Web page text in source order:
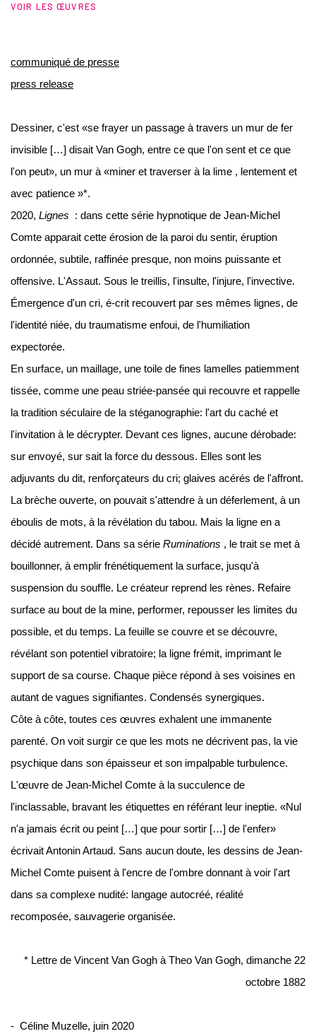
VOIR LES ŒUVRES
communiqué de presse
press release
Dessiner, c'est «se frayer un passage à travers un mur de fer
invisible […] disait Van Gogh, entre ce que l'on sent et ce que
l'on peut», un mur à «miner et traverser à la lime , lentement et
avec patience »*.
2020, Lignes
: dans cette série hypnotique de Jean-Michel
Comte apparait cette érosion de la paroi du sentir, éruption
ordonnée, subtile, raffinée presque, non moins puissante et
offensive. L'Assaut. Sous le treillis, l'insulte, l'injure, l'invective.
Émergence d'un cri, é-crit recouvert par ses mêmes lignes, de
l'identité niée, du traumatisme enfoui, de l'humiliation
expectorée.
En surface, un maillage, une toile de fines lamelles patiemment
tissée, comme une peau striée-pansée qui recouvre et rappelle
la tradition séculaire de la stéganographie: l'art du caché et
l'invitation à le décrypter. Devant ces lignes, aucune dérobade:
sur envoyé, sur sait la force du dessous. Elles sont les
adjuvants du dit, renforçateurs du cri; glaives acérés de l'affront.
La brèche ouverte, on pouvait s'attendre à un déferlement, à un
éboulis de mots, à la révélation du tabou. Mais la ligne en a
décidé autrement. Dans sa série Ruminations , le trait se met à
bouillonner, à emplir frénétiquement la surface, jusqu'à
suspension du souffle. Le créateur reprend les rènes. Refaire
surface au bout de la mine, performer, repousser les limites du
possible, et du temps. La feuille se couvre et se découvre,
révélant son potentiel vibratoire; la ligne frémit, imprimant le
support de sa course. Chaque pièce répond à ses voisines en
autant de vagues signifiantes. Condensés synergiques.
Côte à côte, toutes ces œuvres exhalent une immanente
parenté. On voit surgir ce que les mots ne décrivent pas, la vie
psychique dans son épaisseur et son impalpable turbulence.
L'œuvre de Jean-Michel Comte à la succulence de
l'inclassable, bravant les étiquettes en référant leur ineptie. «Nul
n'a jamais écrit ou peint […] que pour sortir […] de l'enfer»
écrivait Antonin Artaud. Sans aucun doute, les dessins de Jean-
Michel Comte puisent à l'encre de l'ombre donnant à voir l'art
dans sa complexe nudité: langage autocréé, réalité
recomposée, sauvagerie organisée.
* Lettre de Vincent Van Gogh à Theo Van Gogh, dimanche 22
octobre 1882
- Céline Muzelle, juin 2020